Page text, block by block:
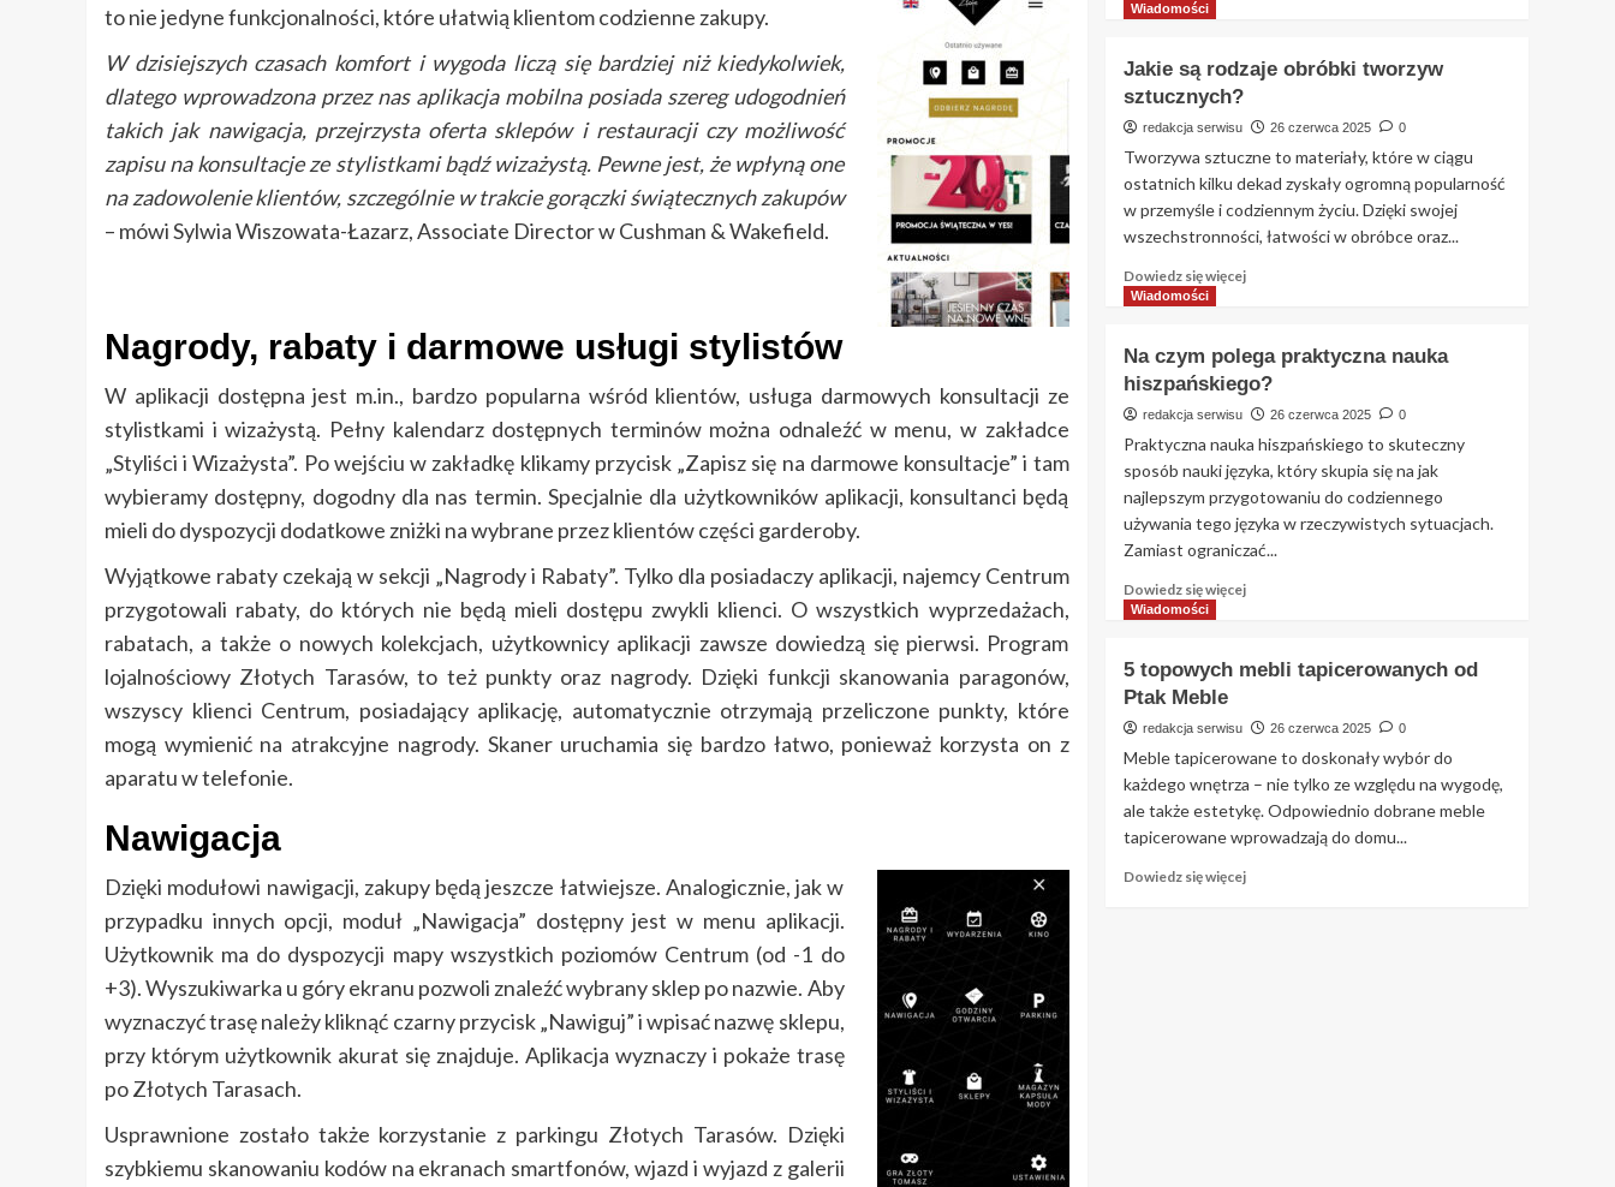
to nie jedyne funkcjonalności, które ułatwią klientom codzienne zakupy.
W dzisiejszych czasach komfort i wygoda liczą się bardziej niż kiedykolwiek,
dlatego wprowadzona przez nas aplikacja mobilna posiada szereg udogodnień
takich jak nawigacja, przejrzysta oferta sklepów i restauracji czy możliwość
zapisu na konsultacje ze stylistkami bądź wizażystą. Pewne jest, że wpłyną one
na zadowolenie klientów, szczególnie w trakcie gorączki świątecznych zakupów
– mówi Sylwia Wiszowata-Łazarz, Associate Director w Cushman & Wakefield.
Nagrody, rabaty i darmowe usługi stylistów
W aplikacji dostępna jest m.in., bardzo popularna wśród klientów, usługa darmowych konsultacji ze
stylistkami i wizażystą. Pełny kalendarz dostępnych terminów można odnaleźć w menu, w zakładce
„Styliści i Wizażysta”. Po wejściu w zakładkę klikamy przycisk „Zapisz się na darmowe konsultacje” i tam
wybieramy dostępny, dogodny dla nas termin. Specjalnie dla użytkowników aplikacji, konsultanci będą
mieli do dyspozycji dodatkowe zniżki na wybrane przez klientów części garderoby.
Wyjątkowe rabaty czekają w sekcji „Nagrody i Rabaty”. Tylko dla posiadaczy aplikacji, najemcy Centrum
przygotowali rabaty, do których nie będą mieli dostępu zwykli klienci. O wszystkich wyprzedażach,
rabatach, a także o nowych kolekcjach, użytkownicy aplikacji zawsze dowiedzą się pierwsi. Program
lojalnościowy Złotych Tarasów, to też punkty oraz nagrody. Dzięki funkcji skanowania paragonów,
wszyscy klienci Centrum, posiadający aplikację, automatycznie otrzymają przeliczone punkty, które
mogą wymienić na atrakcyjne nagrody. Skaner uruchamia się bardzo łatwo, ponieważ korzysta on z
aparatu w telefonie.
Nawigacja
Dzięki modułowi nawigacji, zakupy będą jeszcze łatwiejsze. Analogicznie, jak w
przypadku innych opcji, moduł „Nawigacja” dostępny jest w menu aplikacji.
Użytkownik ma do dyspozycji mapy wszystkich poziomów Centrum (od -1 do
+3). Wyszukiwarka u góry ekranu pozwoli znaleźć wybrany sklep po nazwie. Aby
wyznaczyć trasę należy kliknąć czarny przycisk „Nawiguj” i wpisać nazwę sklepu,
przy którym użytkownik akurat się znajduje. Aplikacja wyznaczy i pokaże trasę
po Złotych Tarasach.
Usprawnione zostało także korzystanie z parkingu Złotych Tarasów. Dzięki
szybkiemu skanowaniu kodów na ekranach smartfonów, wjazd i wyjazd z galerii
Czym
standy
Wiadomości
Jakie są rodzaje obróbki tworzyw
sztucznych?
redakcja serwisu 26 czerwca 2025 0
Tworzywa sztuczne to materiały, które w ciągu
ostatnich kilku dekad zyskały ogromną popularność
w przemyśle i codziennym życiu. Dzięki swojej
wszechstronności, łatwości w obróbce oraz...
Dowiedz się więcejDowiedz
Jakie
są
rodzaje
tworzyw
sztucznych?
Wiadomości
Na czym polega praktyczna nauka
hiszpańskiego?
redakcja serwisu 26 czerwca 2025 0
Praktyczna nauka hiszpańskiego to skuteczny
sposób nauki języka, który skupia się na jak
najlepszym przygotowaniu do codziennego
używania tego języka w rzeczywistych sytuacjach.
Zamiast ograniczać...
Dowiedz się więcejDowiedz
Na
polega
nauka
hiszpańskiego?
Wiadomości
5 topowych mebli tapicerowanych od
Ptak Meble
redakcja serwisu 26 czerwca 2025 0
Meble tapicerowane to doskonały wybór do
każdego wnętrza – nie tylko ze względu na wygodę,
ale także estetykę. Odpowiednio dobrane meble
tapicerowane wprowadzają do domu...
Dowiedz się więcejDowiedz